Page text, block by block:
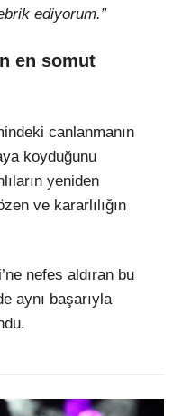
ediyorum.”
en somut
canlanmanın
koyduğunu
yeniden
ve kararlılığın
nefes aldıran bu
aynı başarıyla